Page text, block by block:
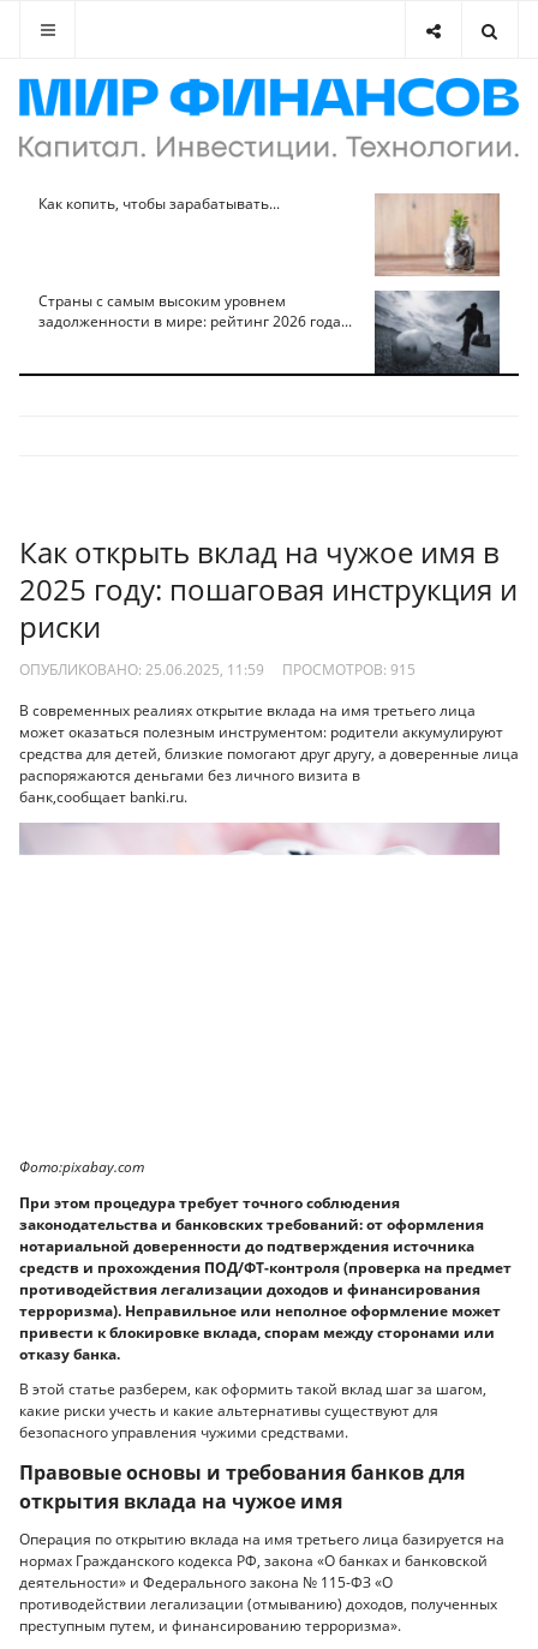
Как копить, чтобы зарабатывать...
Страны с самым высоким уровнем
задолженности в мире: рейтинг 2026 года...
Как открыть вклад на чужое имя в
2025 году: пошаговая инструкция и
риски
ОПУБЛИКОВАНО: 25.06.2025, 11:59 ПРОСМОТРОВ: 915
В современных реалиях открытие вклада на имя третьего лица
может оказаться полезным инструментом: родители аккумулируют
средства для детей, близкие помогают друг другу, а доверенные лица
распоряжаются деньгами без личного визита в
банк,сообщает banki.ru.
Фото:pixabay.com
При этом процедура требует точного соблюдения
законодательства и банковских требований: от оформления
нотариальной доверенности до подтверждения источника
средств и прохождения ПОД/ФТ-контроля (проверка на предмет
противодействия легализации доходов и финансирования
терроризма). Неправильное или неполное оформление может
привести к блокировке вклада, спорам между сторонами или
отказу банка.
В этой статье разберем, как оформить такой вклад шаг за шагом,
какие риски учесть и какие альтернативы существуют для
безопасного управления чужими средствами.
Правовые основы и требования банков для
открытия вклада на чужое имя
Операция по открытию вклада на имя третьего лица базируется на
нормах Гражданского кодекса РФ, закона «О банках и банковской
деятельности» и Федерального закона № 115-ФЗ «О
противодействии легализации (отмыванию) доходов, полученных
преступным путем, и финансированию терроризма».